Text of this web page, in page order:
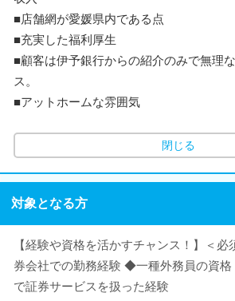
■店舗網が愛媛県内である点
■充実した福利厚生
■顧客は伊予銀行からの紹介のみで無理
ス。
■アットホームな雰囲気
閉じる
対象となる方
【経験や資格を活かすチャンス！】＜
券会社での勤務経験 ◆一種外務員の資
で証券サービスを扱った経験